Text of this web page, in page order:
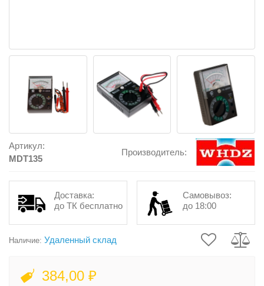
Артикул:
MDT135
Производитель:
Доставка:
до ТК бесплатно
Самовывоз:
до 18:00
Наличие: Удаленный склад
384,00 ₽